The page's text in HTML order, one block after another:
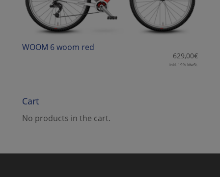
WOOM 6 woom red
629,00€
inkl. 19% MwSt.
Cart
No products in the cart.